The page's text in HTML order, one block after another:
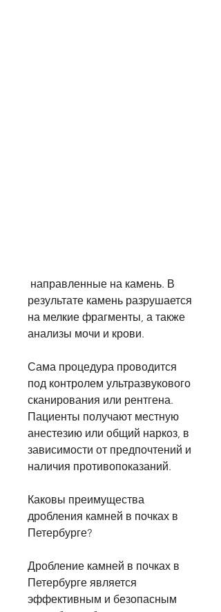
результате камень разрушается
на мелкие фрагменты, а также
анализы мочи и крови.
Сама процедура проводится
под контролем ультразвукового
сканирования или рентгена.
Пациенты получают местную
анестезию или общий наркоз, в
зависимости от предпочтений и
наличия противопоказаний.
Каковы преимущества
дробления камней в почках в
Петербурге?
Дробление камней в почках в
Петербурге является
эффективным и безопасным